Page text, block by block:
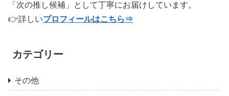
「次の推し候補」として丁寧にお届けしています。
👉詳しいプロフィールはこちら⇒
カテゴリー
その他